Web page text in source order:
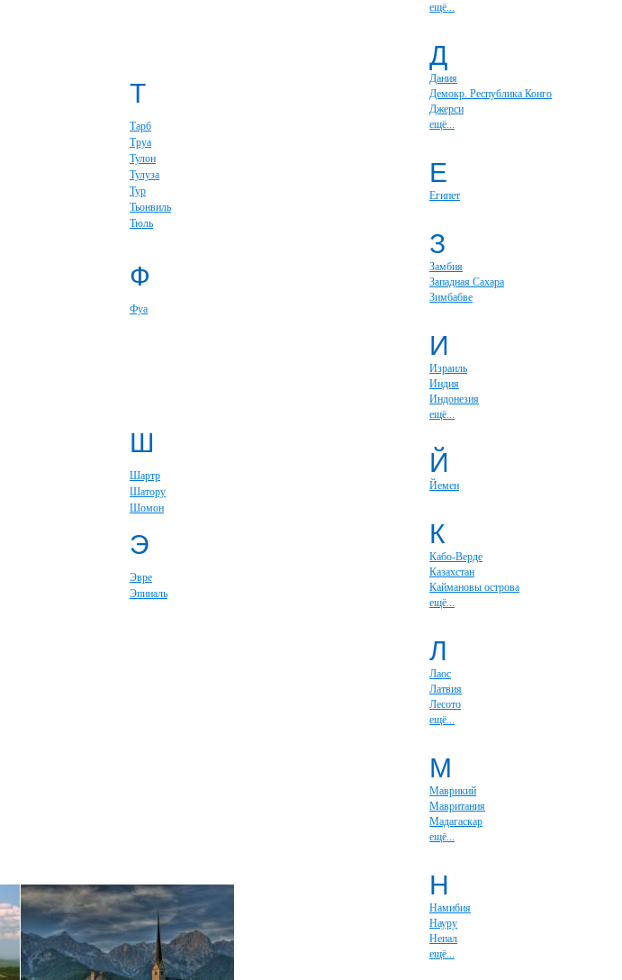
Т
Тарб
Труа
Тулон
Тулуза
Тур
Тьонвиль
Тюль
Ф
Фуа
Ш
Шартр
Шатору
Шомон
Э
Эвре
Эпиналь
ещё...
Д
Дания
Демокр. Республика Конго
Джерси
ещё...
Е
Египет
З
Замбия
Западная Сахара
Зимбабве
И
Израиль
Индия
Индонезия
ещё...
Й
Йемен
К
Кабо-Верде
Казахстан
Каймановы острова
ещё...
Л
Лаос
Латвия
Лесото
ещё...
М
Маврикий
Мавритания
Мадагаскар
ещё...
Н
Намибия
Науру
Непал
ещё...